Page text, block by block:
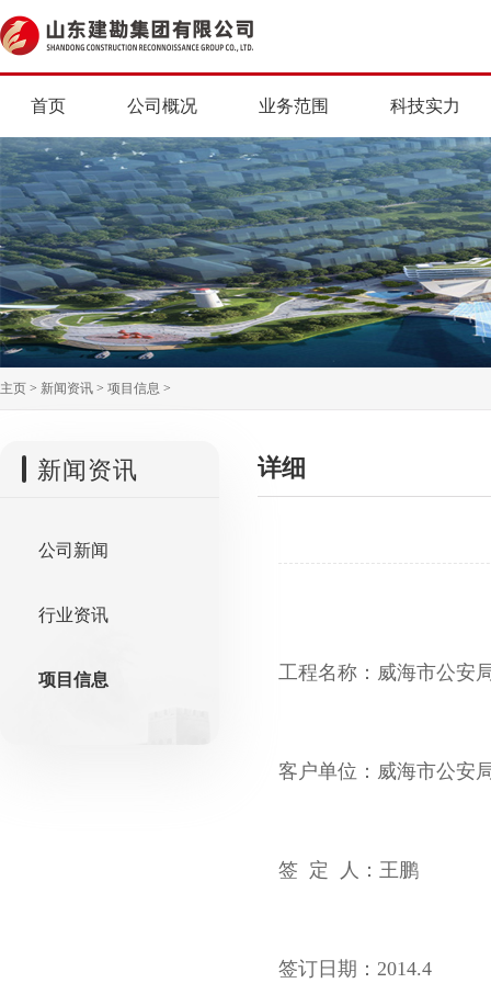
首页 公司概况 业务范围 科技实力
主页 > 新闻资讯 > 项目信息 >
新闻资讯
公司新闻
行业资讯
项目信息
详细
工程名称：威海市公安
客户单位：威海市公安
签 定 人：王鹏
签订日期：2014.4